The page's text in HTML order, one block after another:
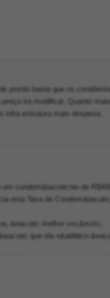
pronto basta que os
irá modificar. Quanto
infra estrutura mais despesa.
condom&iacute;nio de
esta Taxa de
&eacute; melhor voc&ecirc;
que ela n&atilde;o